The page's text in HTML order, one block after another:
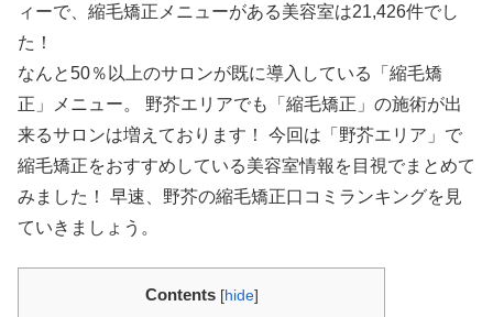
ィーで、縮毛矯正メニューがある美容室は21,426件でし
た！
なんと50％以上のサロンが既に導入している「縮毛矯
正」メニュー。 野芥エリアでも「縮毛矯正」の施術が出
来るサロンは増えております！ 今回は「野芥エリア」で
縮毛矯正をおすすめしている美容室情報を目視でまとめて
みました！ 早速、野芥の縮毛矯正口コミランキングを見
ていきましょう。
Contents [hide]